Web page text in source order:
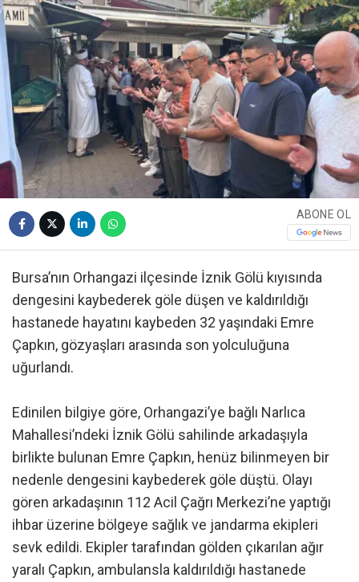
ABONE OL
Bursa’nın Orhangazi ilçesinde İznik Gölü kıyısında
dengesini kaybederek göle düşen ve kaldırıldığı
hastanede hayatını kaybeden 32 yaşındaki Emre
Çapkın, gözyaşları arasında son yolculuğuna
uğurlandı.
Edinilen bilgiye göre, Orhangazi’ye bağlı Narlıca
Mahallesi’ndeki İznik Gölü sahilinde arkadaşıyla
birlikte bulunan Emre Çapkın, henüz bilinmeyen bir
nedenle dengesini kaybederek göle düştü. Olayı
gören arkadaşının 112 Acil Çağrı Merkezi’ne yaptığı
ihbar üzerine bölgeye sağlık ve jandarma ekipleri
sevk edildi. Ekipler tarafından gölden çıkarılan ağır
yaralı Çapkın, ambulansla kaldırıldığı hastanede